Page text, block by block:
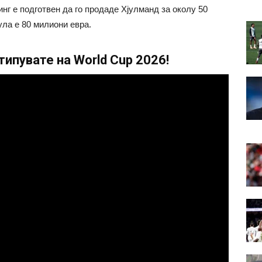
е подготвен да го продаде Хјулманд за околу 50
е 80 милиони евра.
на World Cup 2026!